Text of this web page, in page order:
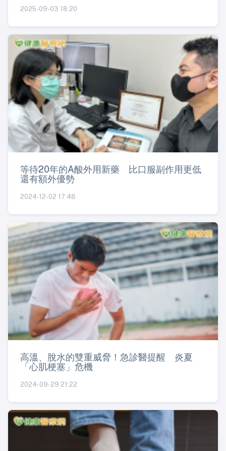
2025-09-03 18:20
等待20年的A酸外用新藥 比口服副作用更低
還有額外優勢
2024-12-02 17:48
高溫、脫水的雙重威脅！急診醫提醒 炎夏
「心肌梗塞」危機
2024-09-29 21:22